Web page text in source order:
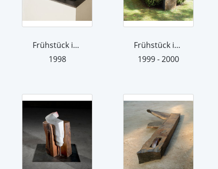
Frühstück im Freien
1998
Frühstück im Freien
1999 - 2000